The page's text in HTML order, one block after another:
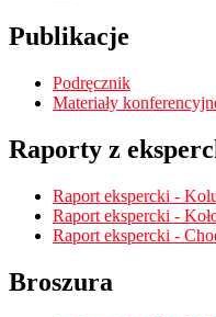
Publikacje
Podręcznik
Materiały
Raporty z
Raport ekspercki -
Raport ekspercki -
Raport ekspercki -
Broszura